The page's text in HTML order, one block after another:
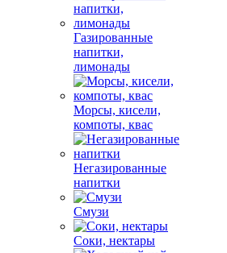
Газированные
напитки,
лимонады
Морсы, кисели,
компоты, квас
Негазированные
напитки
Смузи
Соки, нектары